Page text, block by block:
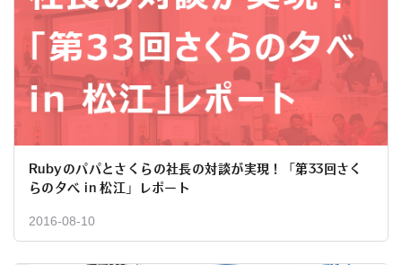
Rubyのパパとさくらの社長の対談が実現！「第33回さく
らの夕べ in 松江」レポート
2016-08-10